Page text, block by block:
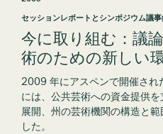
セッションレポートとシンポジウム議
今に取り組む：議
術のための新しい
2009 年にアスペンで開催され
には、公共芸術への資金提供
展開、州の芸術機関の構造と
した。